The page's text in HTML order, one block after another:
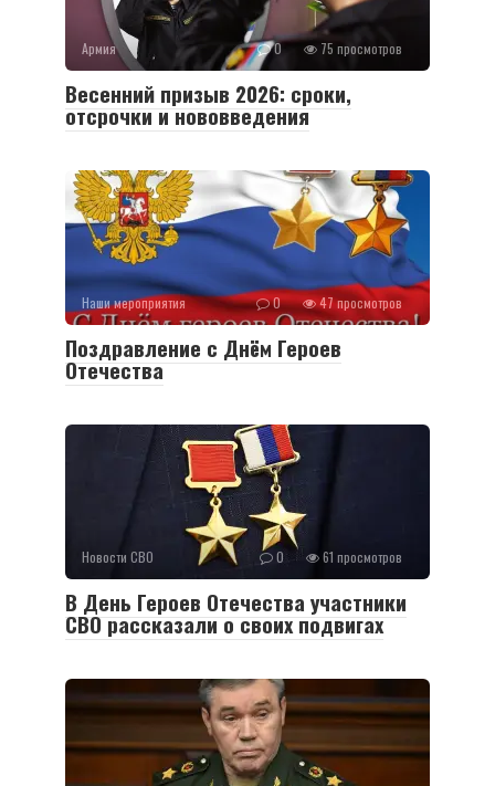
Армия 0 75 просмотров
Весенний призыв 2026: сроки,
отсрочки и нововведения
Наши мероприятия 0 47 просмотров
Поздравление с Днём Героев
Отечества
Новости СВО 0 61 просмотров
В День Героев Отечества участники
СВО рассказали о своих подвигах